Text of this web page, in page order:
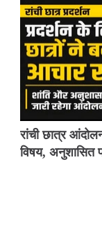
रांची छात्र
विषय, अनुशासित